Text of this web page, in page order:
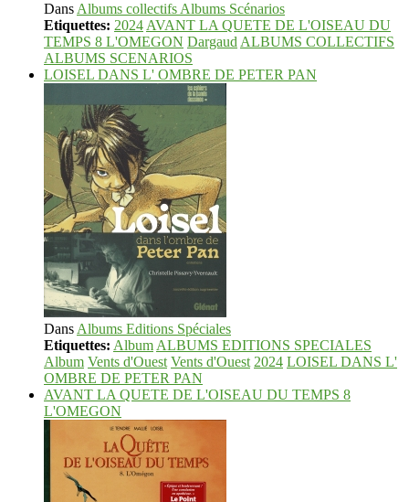
Dans Albums collectifs Albums Scénarios
Etiquettes: 2024 AVANT LA QUETE DE L'OISEAU DU
TEMPS 8 L'OMEGON Dargaud ALBUMS COLLECTIFS
ALBUMS SCENARIOS
LOISEL DANS L' OMBRE DE PETER PAN
Dans Albums Editions Spéciales
Etiquettes: Album ALBUMS EDITIONS SPECIALES
Album Vents d'Ouest Vents d'Ouest 2024 LOISEL DANS L'
OMBRE DE PETER PAN
AVANT LA QUETE DE L'OISEAU DU TEMPS 8
L'OMEGON